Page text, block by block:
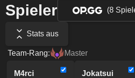
Spieler (8
Stats aus
Team-Rang: Master
M4rci Jokatsui